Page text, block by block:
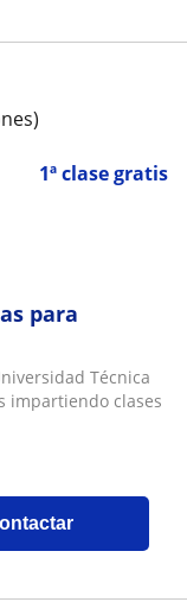
1ª clase gratis
para
Técnica
impartiendo clases